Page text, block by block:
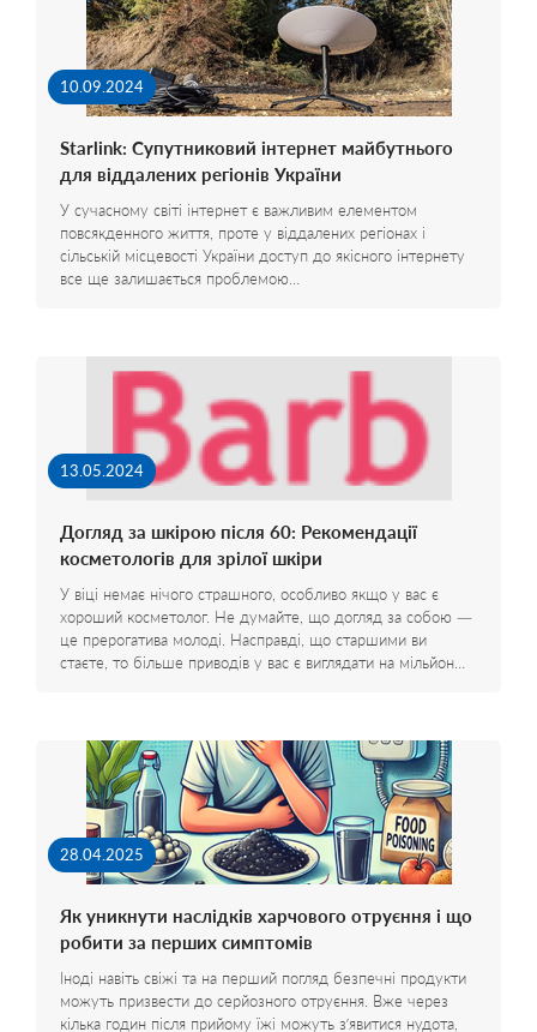
10.09.2024
Starlink: Супутниковий інтернет майбутнього
для віддалених регіонів України
У сучасному світі інтернет є важливим елементом
повсякденного життя, проте у віддалених регіонах і
сільській місцевості України доступ до якісного інтернету
все ще залишається проблемою…
13.05.2024
Догляд за шкірою після 60: Рекомендації
косметологів для зрілої шкіри
У віці немає нічого страшного, особливо якщо у вас є
хороший косметолог. Не думайте, що догляд за собою —
це прерогатива молоді. Насправді, що старшими ви
стаєте, то більше приводів у вас є виглядати на мільйон…
28.04.2025
Як уникнути наслідків харчового отруєння і що
робити за перших симптомів
Іноді навіть свіжі та на перший погляд безпечні продукти
можуть призвести до серйозного отруєння. Вже через
кілька годин після прийому їжі можуть з’явитися нудота,